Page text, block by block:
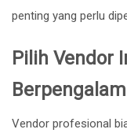
penting yang perlu
Pilih Vendor
Vendor profesional